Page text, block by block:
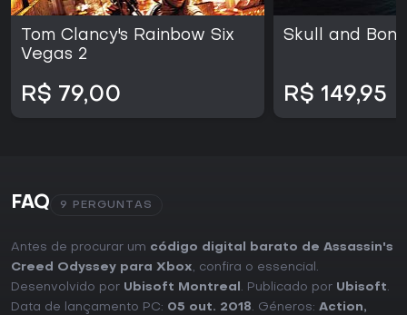
Tom Clancy's Rainbow Six
Vegas 2
R$ 79,00
Skull and
R$ 149,95
FAQ 9 PERGUNTAS
Antes de procurar um código digital barato de Assassin's
Creed Odyssey para Xbox, confira o essencial.
Desenvolvido por Ubisoft Montreal . Publicado por Ubisoft.
Data de lançamento PC: 05 out. 2018. Géneros: Action,